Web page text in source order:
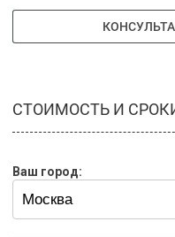
СТОИМОСТЬ И
Ваш город: